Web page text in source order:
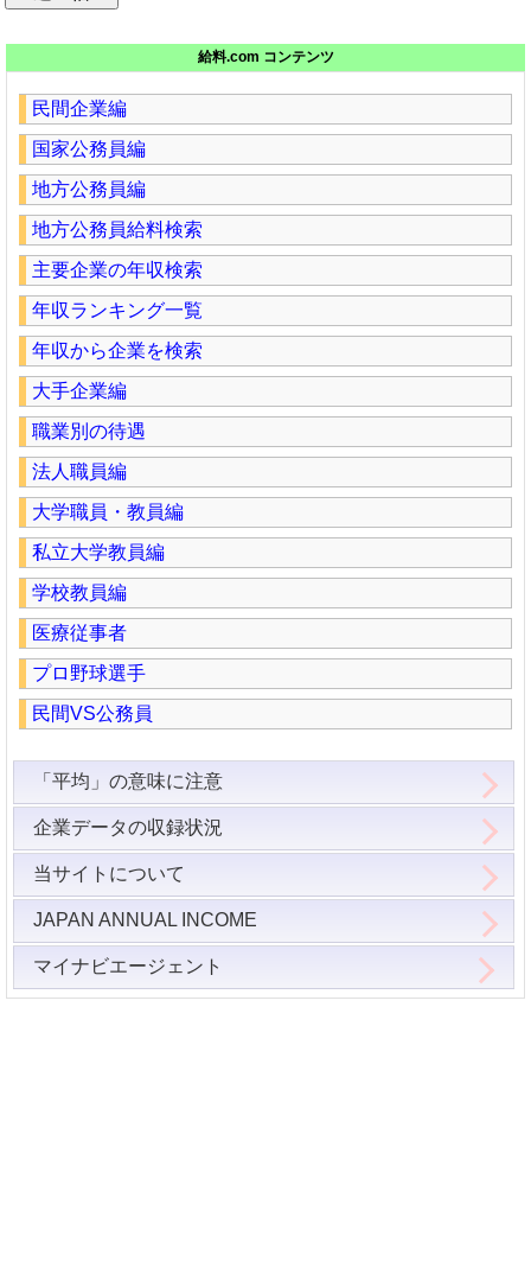
給料.com コンテンツ
民間企業編
国家公務員編
地方公務員編
地方公務員給料検索
主要企業の年収検索
年収ランキング一覧
年収から企業を検索
大手企業編
職業別の待遇
法人職員編
大学職員・教員編
私立大学教員編
学校教員編
医療従事者
プロ野球選手
民間VS公務員
「平均」の意味に注意
企業データの収録状況
当サイトについて
JAPAN ANNUAL INCOME
マイナビエージェント